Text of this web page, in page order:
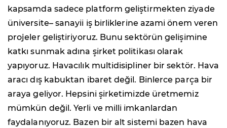
kapsamda sadece platform geliştirmekten ziyade
üniversite– sanayii iş birliklerine azami önem veren
projeler geliştiriyoruz. Bunu sektörün gelişimine
katkı sunmak adına şirket politikası olarak
yapıyoruz. Havacılık multidisipliner bir sektör. Hava
aracı dış kabuktan ibaret değil. Binlerce parça bir
araya geliyor. Hepsini şirketimizde üretmemiz
mümkün değil. Yerli ve milli imkanlardan
faydalanıyoruz. Bazen bir alt sistemi bazen hava